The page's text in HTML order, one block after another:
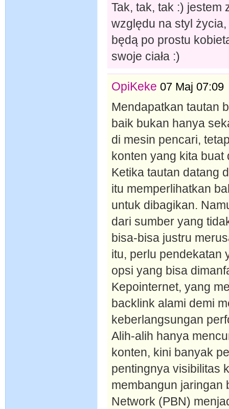
Tak, tak, tak :) jestem
względu na styl
będą po prostu
swoje ciała :)
OpiKeke 07 Maj 07:09
Mendapatkan tautan
baik bukan hanya
di mesin pencari,
konten yang kita
Ketika tautan datang
itu memperlihatkan
untuk dibagikan.
dari sumber yang
bisa-bisa justru
itu, perlu pendekatan
opsi yang bisa
Kepointernet, yang
backlink alami demi
keberlangsungan
Alih-alih hanya
konten, kini banyak
pentingnya visibilitas
membangun jaringan
Network (PBN)